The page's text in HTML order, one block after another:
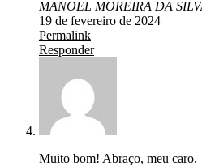
MANOEL MOREIRA DA
19 de fevereiro de 2024
Permalink
Responder
Muito bom! Abraço, meu caro.